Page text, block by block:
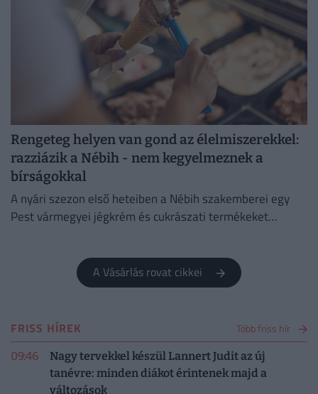
Rengeteg helyen van gond az élelmiszerekkel:
razziázik a Nébih - nem kegyelmeznek a
bírságokkal
A nyári szezon első heteiben a Nébih szakemberei egy
Pest vármegyei jégkrém és cukrászati termékeket
A Vásárlás rovat cikkei
FRISS HÍREK Több friss hír
09:46
Nagy tervekkel készül Lannert Judit az új
tanévre: minden diákot érintenek majd a
változások